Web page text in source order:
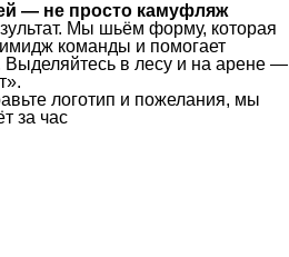
— не просто камуфляж
Мы шьём форму, которая
команды и помогает
Выделяйтесь в лесу и на арене —
логотип и пожелания, мы
за час